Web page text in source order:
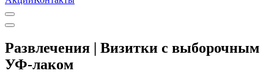
Развлечения | Визитки с выборочным
УФ-лаком